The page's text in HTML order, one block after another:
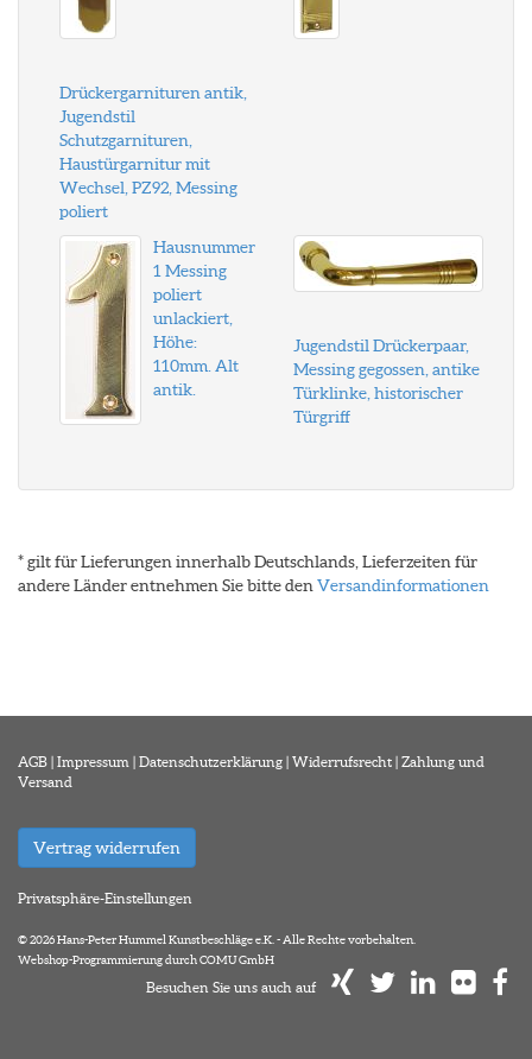
Drückergarnituren antik,
Jugendstil
Schutzgarnituren,
Haustürgarnitur mit
Wechsel, PZ92, Messing
poliert
Hausnummer
1 Messing
poliert
unlackiert,
Höhe:
110mm. Alt
antik.
Jugendstil Drückerpaar,
Messing gegossen, antike
Türklinke, historischer
Türgriff
* gilt für Lieferungen innerhalb Deutschlands, Lieferzeiten für
andere Länder entnehmen Sie bitte den Versandinformationen
AGB | Impressum | Datenschutzerklärung | Widerrufsrecht | Zahlung und
Versand
Vertrag widerrufen
Privatsphäre-Einstellungen
© 2026 Hans-Peter Hummel Kunstbeschläge e.K. - Alle Rechte vorbehalten.
Webshop-Programmierung durch COMU GmbH
Besuchen Sie uns auch auf